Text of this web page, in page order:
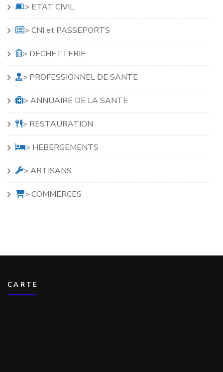
> ETAT CIVIL
> CNI et PASSEPORTS
> DECHETTERIE
> PROFESSIONNEL DE SANTE
> ANNUAIRE DE LA SANTE
> RESTAURATION
> HEBERGEMENTS
> ARTISANS
> COMMERCES
CARTE